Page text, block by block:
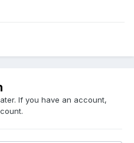
If you have an account,